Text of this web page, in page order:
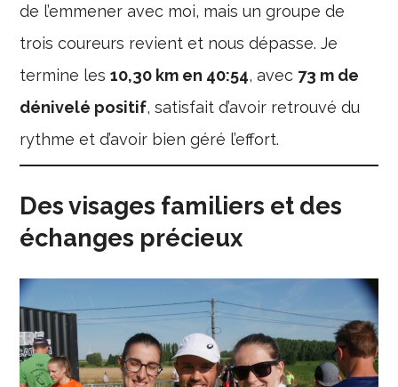
de l’emmener avec moi, mais un groupe de
trois coureurs revient et nous dépasse. Je
termine les10,30 km en 40:54, avec 73 m de
dénivelé positif, satisfait d’avoir retrouvé du
rythme et d’avoir bien géré l’effort.
Des visages familiers et des
échanges précieux